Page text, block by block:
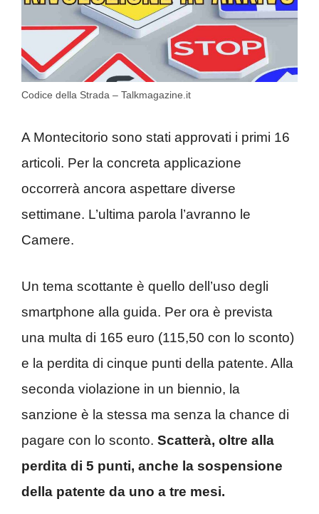
Codice della Strada – Talkmagazine.it
A Montecitorio sono stati approvati i primi 16
articoli. Per la concreta applicazione
occorrerà ancora aspettare diverse
settimane. L’ultima parola l’avranno le
Camere.
Un tema scottante è quello dell’uso degli
smartphone alla guida. Per ora è prevista
una multa di 165 euro (115,50 con lo sconto)
e la perdita di cinque punti della patente. Alla
seconda violazione in un biennio, la
sanzione è la stessa ma senza la chance di
pagare con lo sconto. Scatterà, oltre alla
perdita di 5 punti, anche la sospensione
della patente da uno a tre mesi.